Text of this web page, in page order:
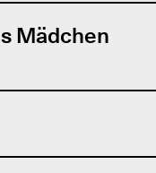
Mädchen